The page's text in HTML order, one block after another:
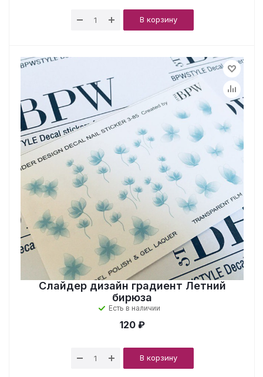
В корзину
Слайдер дизайн градиент Летний
бирюза
Есть в наличии
120 ₽
В корзину